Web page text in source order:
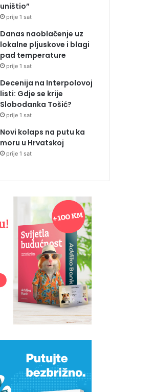
uništio”
prije 1 sat
Danas naoblačenje uz
lokalne pljuskove i blagi
pad temperature
prije 1 sat
Decenija na Interpolovoj
listi: Gdje se krije
Slobodanka Tošić?
prije 1 sat
Novi kolaps na putu ka
moru u Hrvatskoj
prije 1 sat